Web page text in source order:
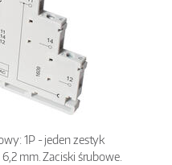
1P - jeden zestyk
mm. Zaciski śrubowe.